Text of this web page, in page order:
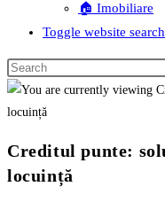
🏠 Imobiliare
Toggle website search
Creditul punte:
locuință